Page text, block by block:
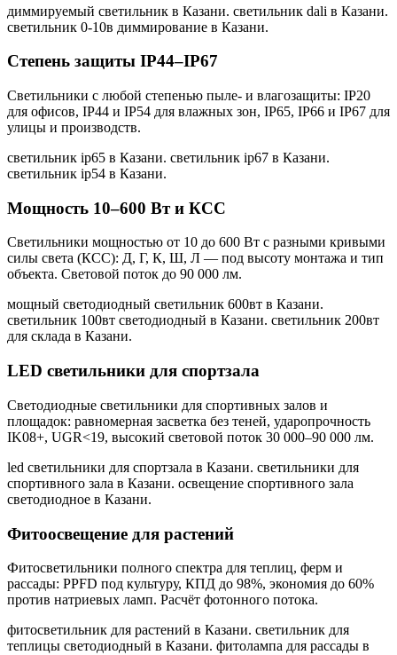
диммируемый светильник в Казани. светильник dali в Казани.
светильник 0-10в диммирование в Казани.
Степень защиты IP44–IP67
Светильники с любой степенью пыле- и влагозащиты: IP20
для офисов, IP44 и IP54 для влажных зон, IP65, IP66 и IP67 для
улицы и производств.
светильник ip65 в Казани. светильник ip67 в Казани.
светильник ip54 в Казани.
Мощность 10–600 Вт и КСС
Светильники мощностью от 10 до 600 Вт с разными кривыми
силы света (КСС): Д, Г, К, Ш, Л — под высоту монтажа и тип
объекта. Световой поток до 90 000 лм.
мощный светодиодный светильник 600вт в Казани.
светильник 100вт светодиодный в Казани. светильник 200вт
для склада в Казани.
LED светильники для спортзала
Светодиодные светильники для спортивных залов и
площадок: равномерная засветка без теней, ударопрочность
IK08+, UGR<19, высокий световой поток 30 000–90 000 лм.
led светильники для спортзала в Казани. светильники для
спортивного зала в Казани. освещение спортивного зала
светодиодное в Казани.
Фитоосвещение для растений
Фитосветильники полного спектра для теплиц, ферм и
рассады: PPFD под культуру, КПД до 98%, экономия до 60%
против натриевых ламп. Расчёт фотонного потока.
фитосветильник для растений в Казани. светильник для
теплицы светодиодный в Казани. фитолампа для рассады в